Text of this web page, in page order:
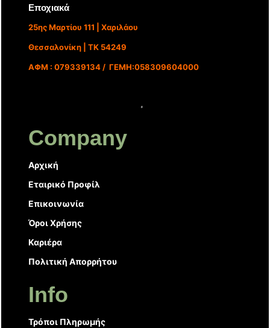
Εποχιακά
25ης Μαρτίου 111 | Χαριλάου
Θεσσαλονίκη | ΤΚ 54249
ΑΦΜ : 079339134 / ΓΕΜΗ:058309604000
Company
Αρχική
Εταιρικό Προφίλ
Επικοινωνία
Όροι Χρήσης
Καριέρα
Πολιτική Απορρήτου
Info
Τρόποι Πληρωμής